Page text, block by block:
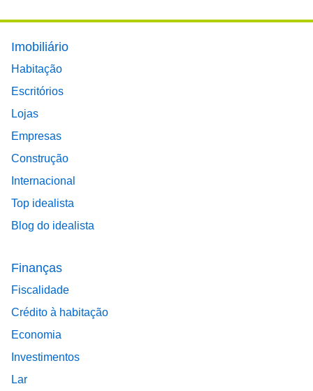
Footer main menu
Imobiliário
Habitação
Escritórios
Lojas
Empresas
Construção
Internacional
Top idealista
Blog do idealista
Finanças
Fiscalidade
Crédito à habitação
Economia
Investimentos
Lar